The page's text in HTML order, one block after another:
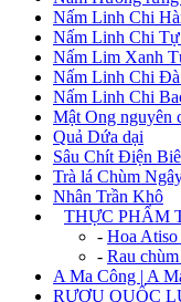
Nấm Linh Chi
Nấm Linh Chi
Nấm Lim Xanh
Nấm Linh Chi
Nấm Linh Chi
Mật Ong nguyên
Quả Dứa dại
Sâu Chít Điện
Trà lá Chùm
Nhân Trần Khô
THỰC PHẨM
- Hoa
- Rau
A Ma Công | A
RƯỢU QUỐC